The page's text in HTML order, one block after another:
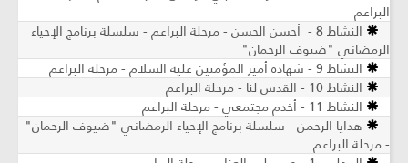
البراعم
النشاط 8 - أحسن الحسن - مرحلة البراعم - سلسلة برنامج الإحياء
الرمضاني "ضيوف الرحمان"
النشاط 9 - شهادة أمير المؤمنين عليه السلام - مرحلة البراعم
النشاط 10 - القدس لنا - مرحلة البراعم
النشاط 11 - أخدم مجتمعي - مرحلة البراعم
هدايا الرحمن - سلسلة برنامج الإحياء الرمضاني "ضيوف الرحمان"
- مرحلة البراعم